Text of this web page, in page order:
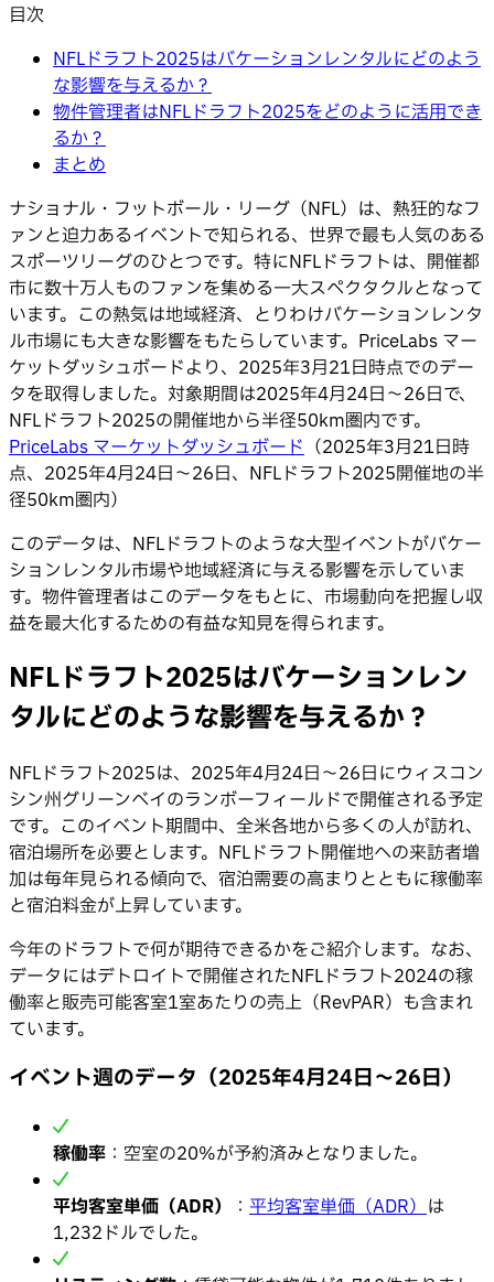
目次
NFLドラフト2025はバケーションレンタルにどのよう
な影響を与えるか？
物件管理者はNFLドラフト2025をどのように活用でき
るか？
まとめ
ナショナル・フットボール・リーグ（NFL）は、熱狂的なフ
ァンと迫力あるイベントで知られる、世界で最も人気のある
スポーツリーグのひとつです。特にNFLドラフトは、開催都
市に数十万人ものファンを集める一大スペクタクルとなって
います。この熱気は地域経済、とりわけバケーションレンタ
ル市場にも大きな影響をもたらしています。PriceLabs マー
ケットダッシュボードより、2025年3月21日時点でのデー
タを取得しました。対象期間は2025年4月24日〜26日で、
NFLドラフト2025の開催地から半径50km圏内です。
PriceLabs マーケットダッシュボード （2025年3月21日時
点、2025年4月24日〜26日、NFLドラフト2025開催地の半
径50km圏内）
このデータは、NFLドラフトのような大型イベントがバケー
ションレンタル市場や地域経済に与える影響を示していま
す。物件管理者はこのデータをもとに、市場動向を把握し収
益を最大化するための有益な知見を得られます。
NFLドラフト2025はバケーションレン
タルにどのような影響を与えるか？
NFLドラフト2025は、2025年4月24日〜26日にウィスコン
シン州グリーンベイのランボーフィールドで開催される予定
です。このイベント期間中、全米各地から多くの人が訪れ、
宿泊場所を必要とします。NFLドラフト開催地への来訪者増
加は毎年見られる傾向で、宿泊需要の高まりとともに稼働率
と宿泊料金が上昇しています。
今年のドラフトで何が期待できるかをご紹介します。なお、
データにはデトロイトで開催されたNFLドラフト2024の稼
働率と販売可能客室1室あたりの売上（RevPAR）も含まれ
ています。
イベント週のデータ（2025年4月24日〜26日）
稼働率 ：空室の20%が予約済みとなりました。
平均客室単価（ADR）
： 平均客室単価（ADR）は
1,232ドルでした。